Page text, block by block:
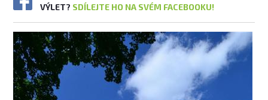
VÝLET? SDÍLEJTE HO NA SVÉM FACEBOOKU!